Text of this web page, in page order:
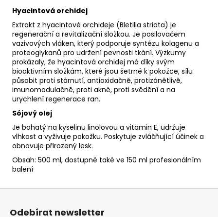
Hyacintová orchidej
Extrakt z hyacintové orchideje (Bletilla striata) je
regenerační a revitalizační složkou. Je posilovačem
vazivových vláken, který podporuje syntézu kolagenu a
proteoglykanů pro udržení pevnosti tkání. Výzkumy
prokázaly, že hyacintová orchidej má díky svým
bioaktivním složkám, které jsou šetrné k pokožce, sílu
působit proti stárnutí, antioxidačně, protizánětlivě,
imunomodulačně, proti akné, proti svědění a na
urychlení regenerace ran.
Sójový olej
Je bohatý na kyselinu linolovou a vitamin E, udržuje
vlhkost a vyživuje pokožku. Poskytuje zvláčňující účinek a
obnovuje přirozený lesk.
Obsah: 500 ml, dostupné také ve 150 ml profesionálním
balení
Z
Odebírat newsletter